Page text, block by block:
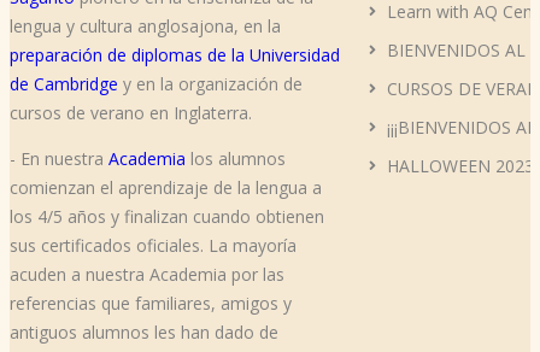
lengua y cultura anglosajona, en la
preparación de diplomas de la Universidad
de Cambridge y en la organización de
cursos de verano en Inglaterra.
- En nuestra Academia los alumnos
comienzan el aprendizaje de la lengua a
los 4/5 años y finalizan cuando obtienen
sus certificados oficiales. La mayoría
acuden a nuestra Academia por las
referencias que familiares, amigos y
antiguos alumnos les han dado de
Learn with AQ
BIENVENIDOS AL
CURSOS DE
¡¡¡BIENVENIDOS
HALLOWEEN 2023